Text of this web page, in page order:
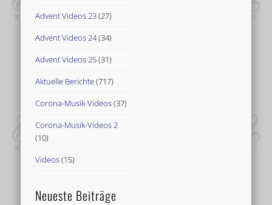
Advent Videos 23(27)
Advent Videos 24(34)
Advent Videos 25(31)
Aktuelle Berichte(717)
Corona-Musik-Videos(37)
Corona-Musik-Videos 2
(10)
Videos(15)
Neueste Beiträge